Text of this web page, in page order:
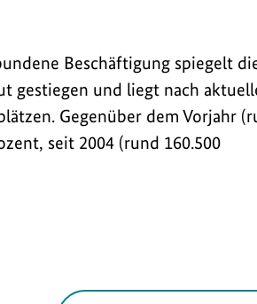
Beschäftigung spiegelt
gestiegen und liegt nach
Gegenüber dem Vorjahr
seit 2004 (rund 160.500